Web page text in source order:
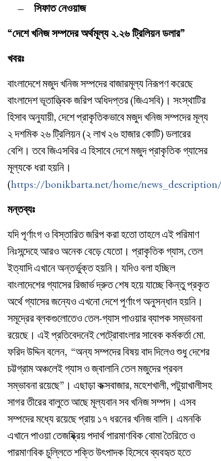
– সিফাত নেওয়াজ
“দেশে খনিজ সম্পদের অর্থমূল্য ২.২৬ ট্রিলিয়ন ডলার”
খবরঃ
বাংলাদেশে মজুদ খনিজ সম্পদের বাজারমূল্য নিরূপণ করেছে
বাংলাদেশ ভূতাত্ত্বিক জরিপ অধিদপ্তর (জিএসবি)। সংস্থাটির
হিসাব অনুযায়ী, দেশে প্রাকৃতিকভাবে মজুদ খনিজ সম্পদের মূল্য
২ দশমিক ২৬ ট্রিলিয়ন (২ লাখ ২৬ হাজার কোটি) ডলারের
বেশি। তবে জিএসবির এ হিসাবে দেশে মজুদ প্রাকৃতিক গ্যাসের
মূল্যকে ধরা হয়নি।
(https://bonikbarta.net/home/
মন্তব্যঃ
যদি পূর্ণাংগ ও বিস্তারিত জরিপ করা হতো তাহলে এই পরিমাণ
নিঃসন্দেহে আরও অনেক বেড়ে যেতো। প্রাকৃতিক গ্যাস, তেল
ইত্যাদি এখানে অন্তর্ভুক্ত হয়নি। যদিও বলা হচ্ছিল
বাংলাদেশের গ্যাসের রিজার্ভ দ্রুত শেষ হয়ে যাচ্ছে কিন্তু প্রকৃত
অর্থে গ্যাসের জন্যেও এখনো দেশে পূর্ণাংগ অনুসন্ধান হয়নি।
সমূদ্রের ব্লকগুলোতেও তেল-গ্যাস পাওয়ার ব্যাপক সম্ভাবনা
রয়েছে। এই প্রতিবেদনেই পেট্রোবাংলার সাবেক কর্মকর্তা মো.
ফরিদ উদ্দিন বলেন, “‌অন্য সম্পদের বিষয় বাদ দিলেও শুধু দেশের
চট্টগ্রাম অঞ্চলেই গ্যাস ও জ্বালানি তেল মজুদের প্রবল
সম্ভাবনা রয়েছে”। এছাড়া কক্সবাজার, মহেশখালী, পটুয়াখালীসহ
সাগর তীরের বালুতে আছে মূল্যবান সব খনিজ সম্পদ। এসব
সম্পদের মধ্যে রয়েছে প্রায় ১৭ ধরনের খনিজ বালি। এমনকি
এখানে পাওয়া তেজষ্ক্রিয় পদার্থ পারমাণবিক বোমা তৈরিতে ও
পারমাণবিক চুল্লিতে শক্তি উৎপাদক হিসেবে ব্যবহৃত হতে